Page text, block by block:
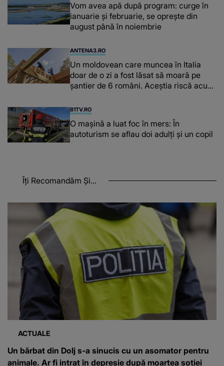
Vom avea apă după program: curge în
ianuarie și februarie, se oprește din
august până în noiembrie
ANTENA3.RO
Un moldovean care muncea în Italia
doar de o zi a fost lăsat să moară pe
şantier de 6 români. Aceștia riscă acum
B1TV.RO
O maşină a luat foc în mers: În
autoturism se aflau doi adulți și un copil
Îți Recomandăm Și...
ACTUALE
Un bărbat din Dolj s-a sinucis cu un asomator pentru
animale. Ar fi intrat în depresie după moartea soției